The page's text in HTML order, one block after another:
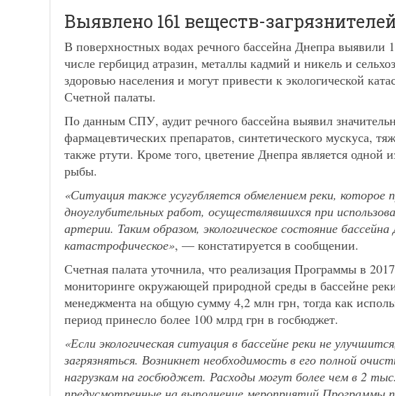
Выявлено 161 веществ-загрязнителей
В поверхностных водах речного бассейна Днепра выявили
числе гербицид атразин, металлы кадмий и никель и
здоровью населения и могут привести к экологической
Счетной палаты.
По данным СПУ, аудит речного бассейна выявил
фармацевтических препаратов, синтетического мускуса,
также ртути. Кроме того, цветение Днепра является одной
рыбы.
«Ситуация также усугубляется обмелением реки, которое
дноуглубительных работ, осуществлявшихся при
артерии. Таким образом, экологическое состояние
катастрофическое», — констатируется в сообщении.
Счетная палата уточнила, что реализация Программы в
мониторинге окружающей природной среды в бассейне
менеджмента на общую сумму 4,2 млн грн, тогда как
период принесло более 100 млрд грн в госбюджет.
«Если экологическая ситуация в бассейне реки не
загрязняться. Возникнет необходимость в его полной
нагрузкам на госбюджет. Расходы могут более чем в 2